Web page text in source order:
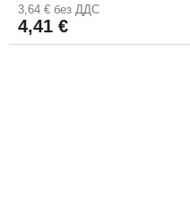
3,64 € без ДДС
4,41 €